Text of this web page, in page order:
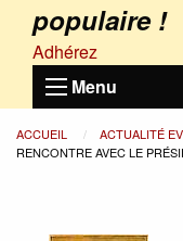
populaire !
Adhérez
Menu
ACCUEIL ACTUALITÉ
RENCONTRE AVEC LE